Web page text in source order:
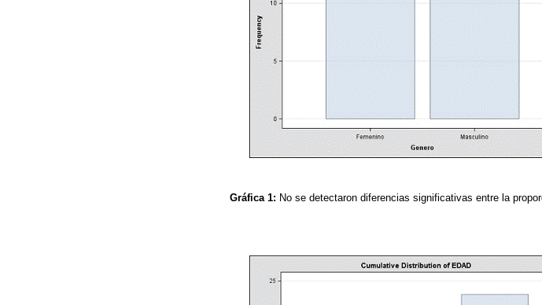
Gráfica 1: No se detectaron diferencias significativas entre la